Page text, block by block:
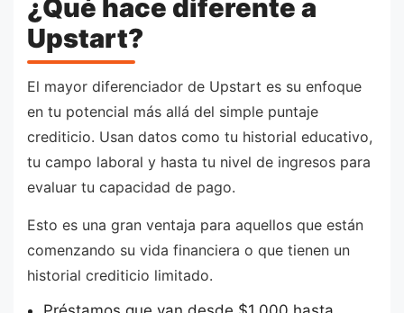
¿Qué hace diferente a
Upstart?
El mayor diferenciador de Upstart es su enfoque
en tu potencial más allá del simple puntaje
crediticio. Usan datos como tu historial educativo,
tu campo laboral y hasta tu nivel de ingresos para
evaluar tu capacidad de pago.
Esto es una gran ventaja para aquellos que están
comenzando su vida financiera o que tienen un
historial crediticio limitado.